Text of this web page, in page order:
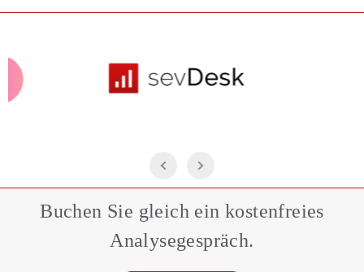
Buchen Sie gleich ein kostenfreies
Analysegespräch.